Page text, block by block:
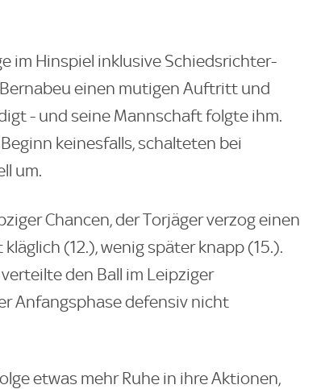
im Hinspiel inklusive Schiedsrichter-
einen mutigen Auftritt und
- und seine Mannschaft folgte ihm.
keinesfalls, schalteten bei
um.
Chancen, der Torjäger verzog einen
(12.), wenig später knapp (15.).
den Ball im Leipziger
Anfangsphase defensiv nicht
etwas mehr Ruhe in ihre Aktionen,